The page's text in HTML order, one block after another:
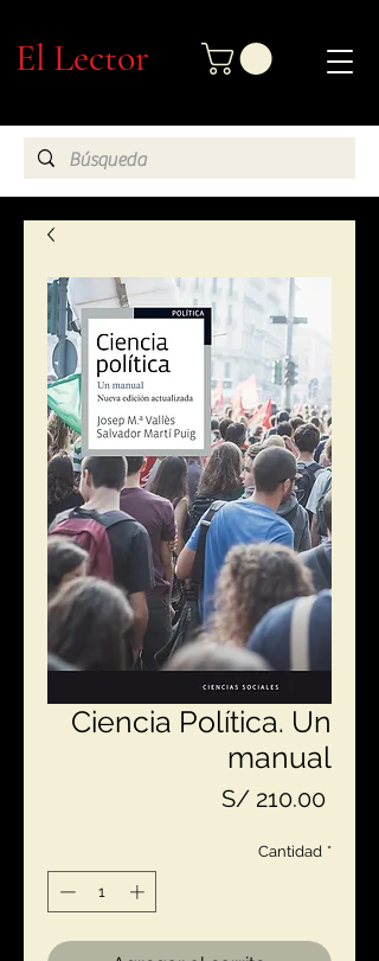
El Lector
Ciencia Política. Un
manual
S/ 210.00Precio
Cantidad *